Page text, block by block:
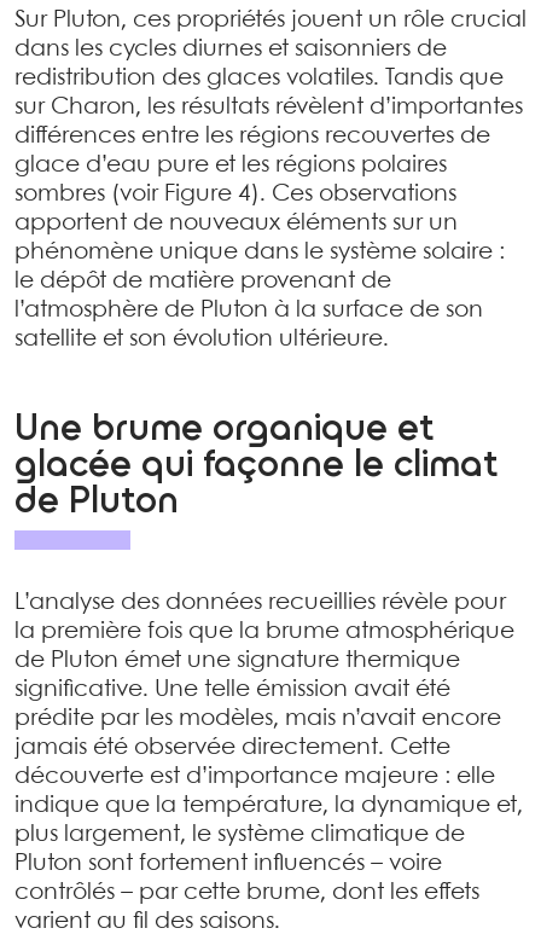
Sur Pluton, ces propriétés jouent un rôle crucial
dans les cycles diurnes et saisonniers de
redistribution des glaces volatiles. Tandis que
sur Charon, les résultats révèlent d’importantes
différences entre les régions recouvertes de
glace d’eau pure et les régions polaires
sombres (voir Figure 4). Ces observations
apportent de nouveaux éléments sur un
phénomène unique dans le système solaire :
le dépôt de matière provenant de
l’atmosphère de Pluton à la surface de son
satellite et son évolution ultérieure.
Une brume organique et
glacée qui façonne le climat
de Pluton
L’analyse des données recueillies révèle pour
la première fois que la brume atmosphérique
de Pluton émet une signature thermique
significative. Une telle émission avait été
prédite par les modèles, mais n’avait encore
jamais été observée directement. Cette
découverte est d’importance majeure : elle
indique que la température, la dynamique et,
plus largement, le système climatique de
Pluton sont fortement influencés – voire
contrôlés – par cette brume, dont les effets
varient au fil des saisons.